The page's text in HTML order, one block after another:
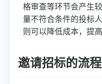
格审查等环节会产生
量不符合条件的投标
则可以降低成本，提
邀请招标的流程